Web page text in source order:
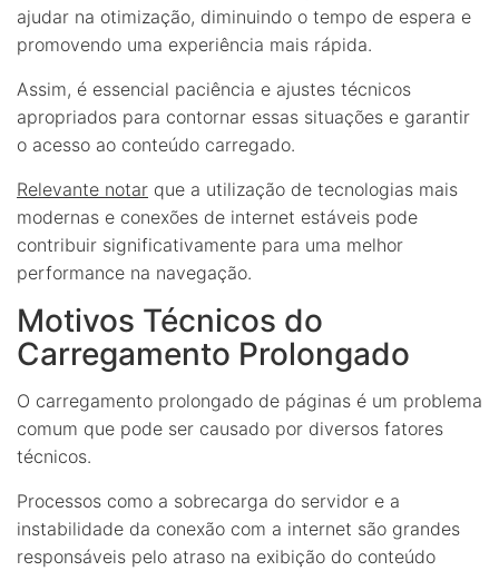
ajudar na otimização, diminuindo o tempo de espera e
promovendo uma experiência mais rápida.
Assim, é essencial paciência e ajustes técnicos
apropriados para contornar essas situações e garantir
o acesso ao conteúdo carregado.
Relevante notar que a utilização de tecnologias mais
modernas e conexões de internet estáveis pode
contribuir significativamente para uma melhor
performance na navegação.
Motivos Técnicos do
Carregamento Prolongado
O carregamento prolongado de páginas é um problema
comum que pode ser causado por diversos fatores
técnicos.
Processos como a sobrecarga do servidor e a
instabilidade da conexão com a internet são grandes
responsáveis pelo atraso na exibição do conteúdo